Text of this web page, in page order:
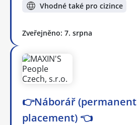
Vhodné také pro cizince
Zveřejněno: 7. srpna
👉Náborář (permanent
placement) 👈